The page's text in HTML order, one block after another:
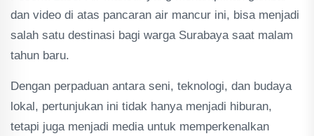
dan video di atas pancaran air mancur ini, bisa menjadi
salah satu destinasi bagi warga Surabaya saat malam
tahun baru.
Dengan perpaduan antara seni, teknologi, dan budaya
lokal, pertunjukan ini tidak hanya menjadi hiburan,
tetapi juga menjadi media untuk memperkenalkan